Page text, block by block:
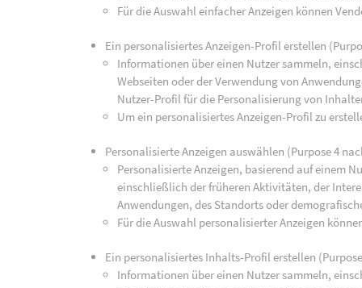
Für die Auswahl einfacher Anzeigen können
Ein personalisiertes Anzeigen-Profil erstellen
Informationen über einen Nutzer sammeln,
Webseiten oder der Verwendung von
Nutzer-Profil für die Personalisierung von
Um ein personalisiertes Anzeigen-Profil zu
Personalisierte Anzeigen auswählen (Purpose 4
Personalisierte Anzeigen, basierend auf einem
einschließlich der früheren Aktivitäten, der
Anwendungen, des Standorts oder
Für die Auswahl personalisierter Anzeigen
Ein personalisiertes Inhalts-Profil erstellen
Informationen über einen Nutzer sammeln,